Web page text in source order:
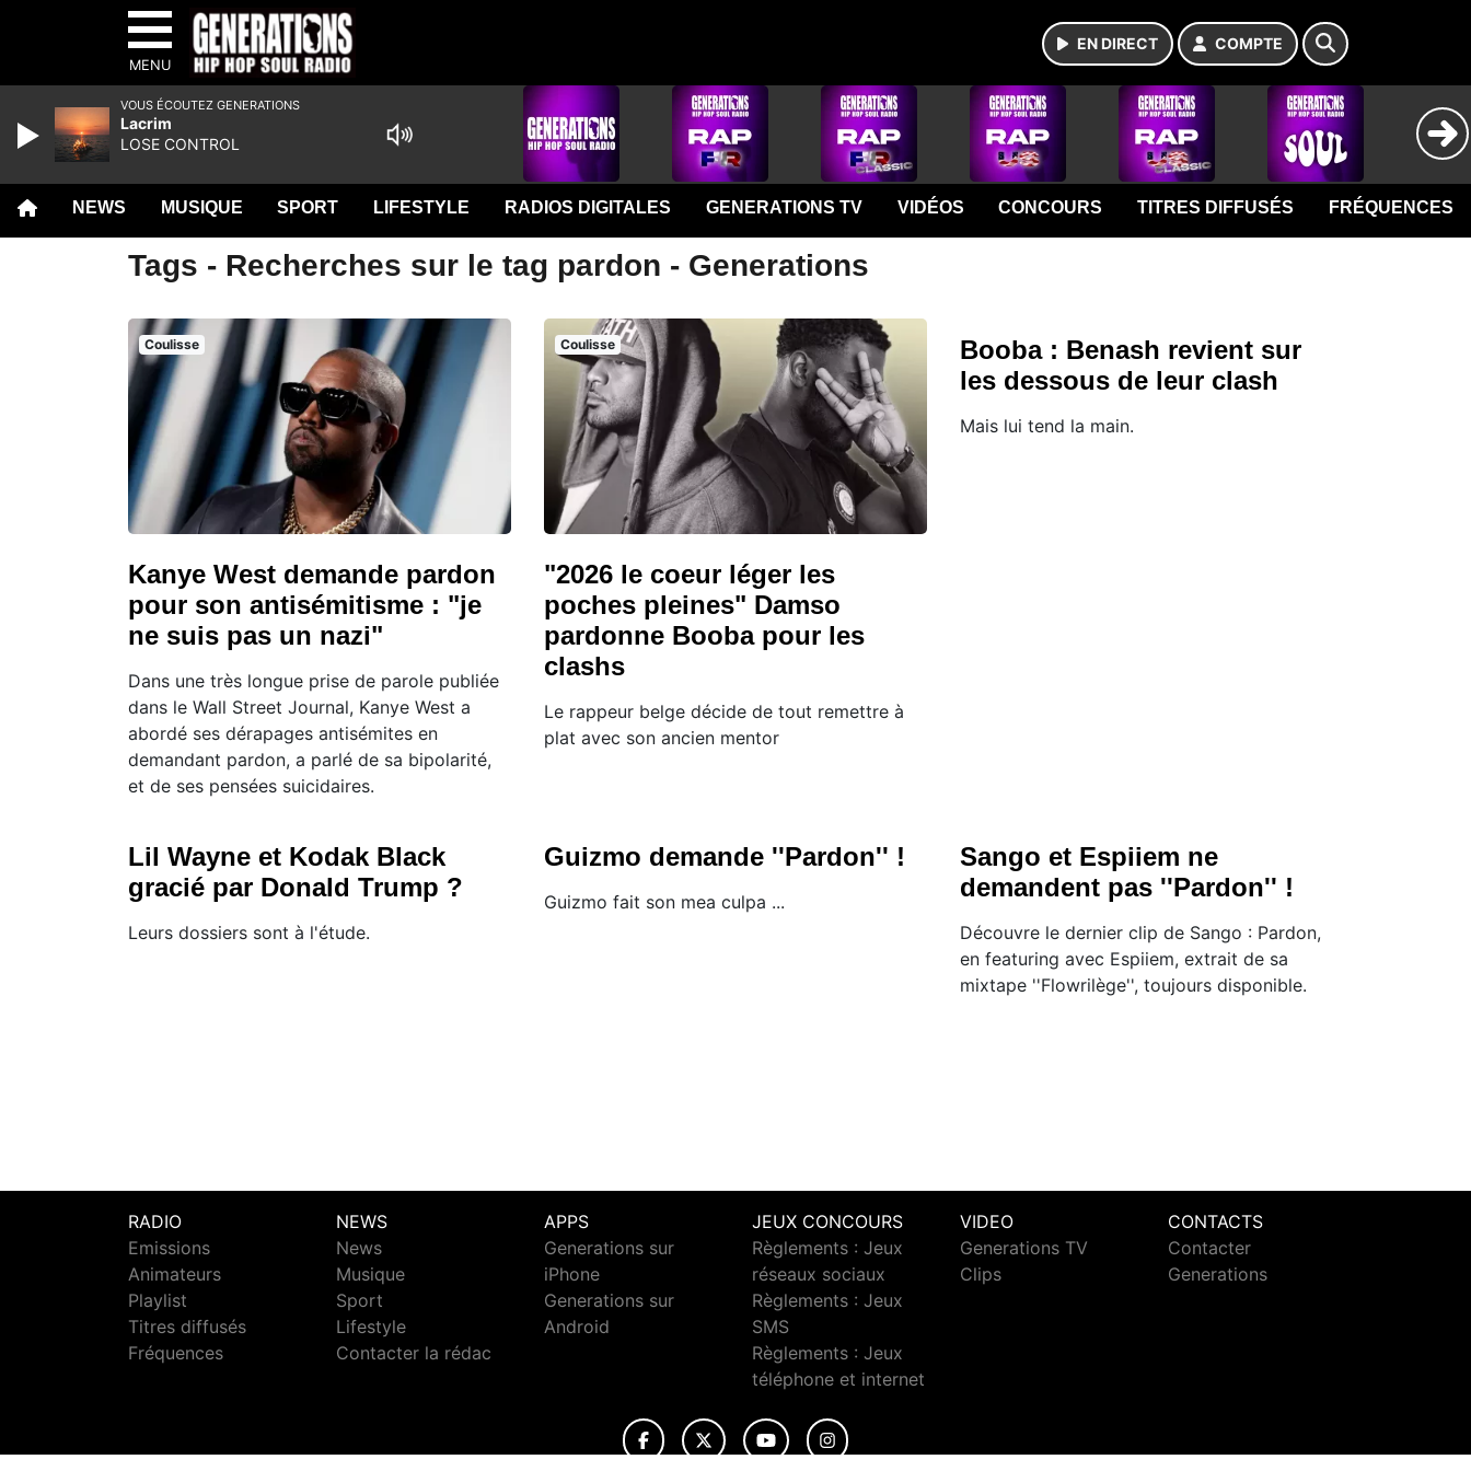
MENU
EN DIRECT COMPTE
NEWS MUSIQUE SPORT LIFESTYLE RADIOS DIGITALES GENERATIONS TV VIDÉOS CONCOURS TITRES DIFFUSÉS FRÉQUENCES
Tags - Recherches sur le tag pardon - Generations
Coulisse
Kanye West demande pardon
pour son antisémitisme : "je
ne suis pas un nazi"
Dans une très longue prise de parole publiée
dans le Wall Street Journal, Kanye West a
abordé ses dérapages antisémites en
demandant pardon, a parlé de sa bipolarité,
et de ses pensées suicidaires.
Coulisse
"2026 le coeur léger les
poches pleines" Damso
pardonne Booba pour les
clashs
Le rappeur belge décide de tout remettre à
plat avec son ancien mentor
Booba : Benash revient sur
les dessous de leur clash
Mais lui tend la main.
Lil Wayne et Kodak Black
gracié par Donald Trump ?
Leurs dossiers sont à l'étude.
Guizmo demande ''Pardon'' !
Guizmo fait son mea culpa ...
Sango et Espiiem ne
demandent pas ''Pardon'' !
Découvre le dernier clip de Sango : Pardon,
en featuring avec Espiiem, extrait de sa
mixtape ''Flowrilège'', toujours disponible.
RADIO
Emissions
Animateurs
Playlist
Titres diffusés
Fréquences
NEWS
News
Musique
Sport
Lifestyle
Contacter la rédac
APPS
Generations sur
iPhone
Generations sur
Android
JEUX CONCOURS
Règlements : Jeux
réseaux sociaux
Règlements : Jeux
SMS
Règlements : Jeux
téléphone et internet
VIDEO
Generations TV
Clips
CONTACTS
Contacter
Generations
VOUS ÉCOUTEZ GENERATIONS
Lacrim
LOSE CONTROL